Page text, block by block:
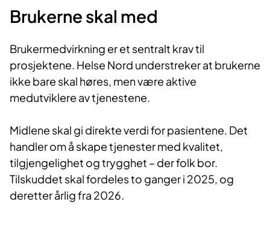
Brukerne skal med
Brukermedvirkning er et sentralt krav til
prosjektene. Helse Nord understreker at brukerne
ikke bare skal høres, men være aktive
medutviklere av tjenestene.
Midlene skal gi direkte verdi for pasientene. Det
handler om å skape tjenester med kvalitet,
tilgjengelighet og trygghet – der folk bor.
Tilskuddet skal fordeles to ganger i 2025, og
deretter årlig fra 2026.